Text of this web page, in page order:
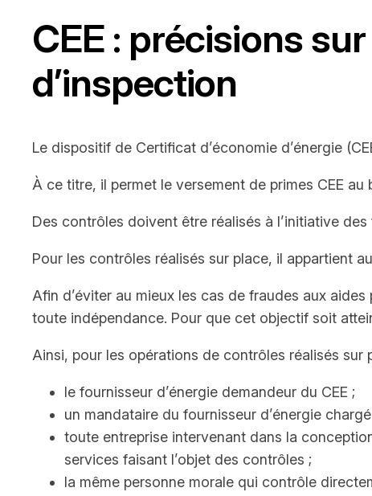
CEE : précisions
d’inspection
Le dispositif de Certificat d’économie d’énergie
À ce titre, il permet le versement de primes CEE
Des contrôles doivent être réalisés à l’initiative
Pour les contrôles réalisés sur place, il appartient
Afin d’éviter au mieux les cas de fraudes aux
toute indépendance. Pour que cet objectif soit
Ainsi, pour les opérations de contrôles réalisés sur
le fournisseur d’énergie demandeur du CEE ;
un mandataire du fournisseur d’énergie
toute entreprise intervenant dans la
services faisant l’objet des contrôles ;
la même personne morale qui contrôle